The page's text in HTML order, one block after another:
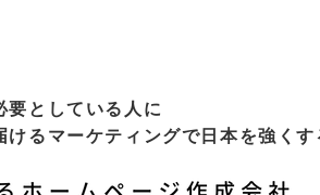
要としている人に
けるマーケティングで日本を強くす